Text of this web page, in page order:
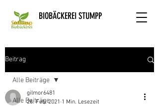
BIOBÄCKEREI STUMPP
Beitrag
Alle Beiträge
Alle Beiträge
gilmor6481
26. Feb. 2021 1 Min. Lesezeit